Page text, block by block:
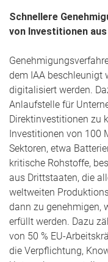
Schnellere
von Investitionen
dem IAA beschleunigt
digitalisiert werden.
Anlaufstelle für
Direktinvestitionen zu
Investitionen von 100
Sektoren, etwa
kritische Rohstoffe,
aus Drittstaaten, die
weltweiten
dann zu genehmigen,
erfüllt werden. Dazu
von 50 % EU-
die Verpflichtung,